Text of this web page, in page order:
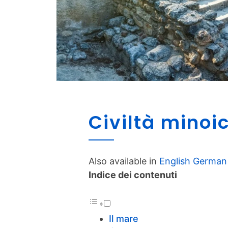
Civiltà
Also available in English German
Indice dei contenuti
Il mare